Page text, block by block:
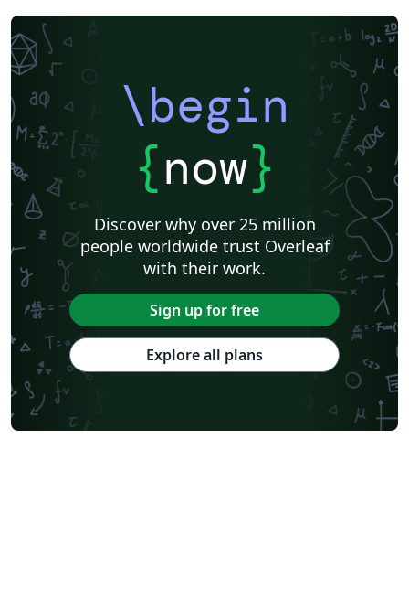
\begin
{now}
Discover why over 25 million
people worldwide trust Overleaf
with their work.
Sign up for free
Explore all plans